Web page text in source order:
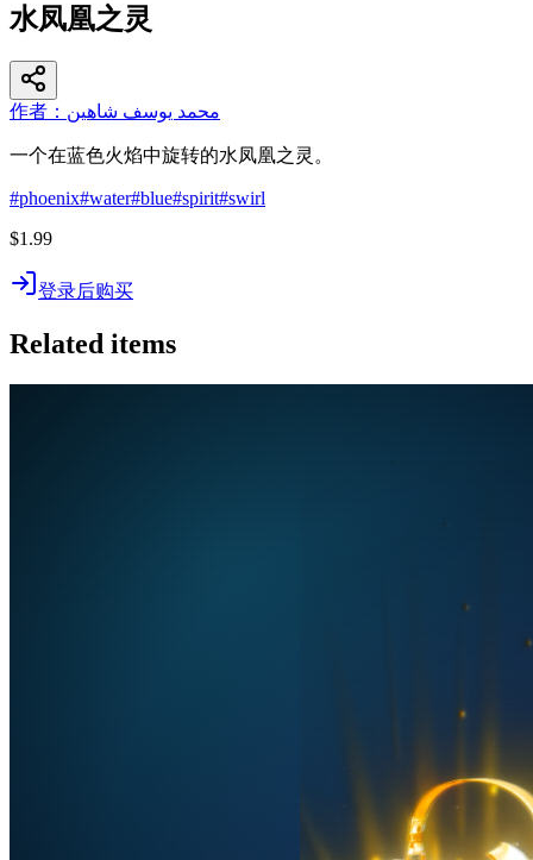
水凤凰之灵
作者：محمد يوسف شاهين
一个在蓝色火焰中旋转的水凤凰之灵。
#phoenix#water#blue#spirit#swirl
$1.99
登录后购买
Related items